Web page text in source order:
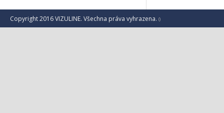
Copyright 2016 VIZULINE. Všechna práva vyhrazena. ()